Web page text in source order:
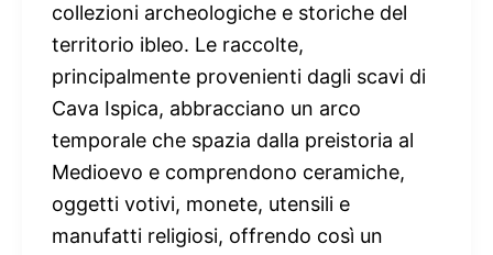
collezioni archeologiche e storiche del
territorio ibleo. Le raccolte,
principalmente provenienti dagli scavi di
Cava Ispica, abbracciano un arco
temporale che spazia dalla preistoria al
Medioevo e comprendono ceramiche,
oggetti votivi, monete, utensili e
manufatti religiosi, offrendo così un